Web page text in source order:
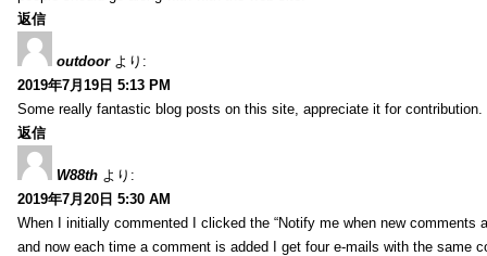
返信
outdoor より:
2019年7月19日 5:13 PM
Some really fantastic blog posts on this site, appreciate it for contribution.
返信
W88th より:
2019年7月20日 5:30 AM
When I initially commented I clicked the “Notify me when new comments
and now each time a comment is added I get four e-mails with the same